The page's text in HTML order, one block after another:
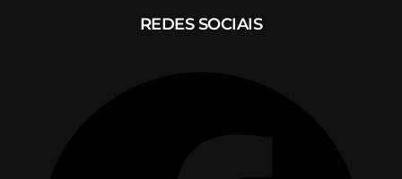
REDES SOCIAIS